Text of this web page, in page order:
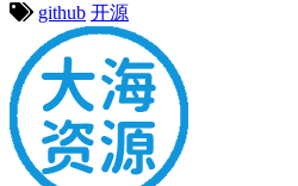
github 开源